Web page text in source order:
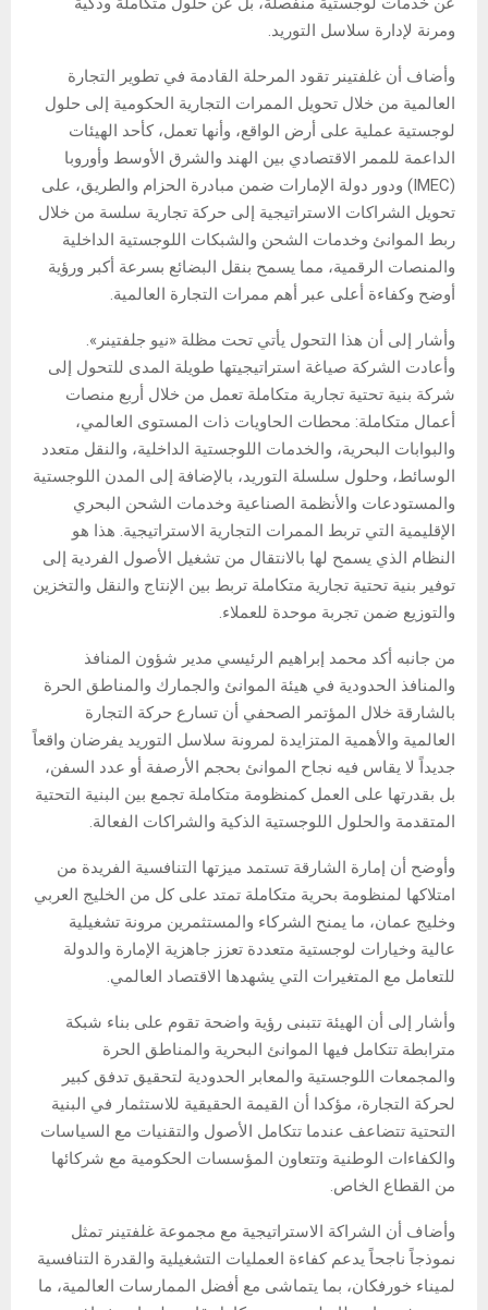
ومرنة لإدارة سلاسل التوريد.
وأضاف أن غلفتينر تقود المرحلة القادمة في تطوير التجارة
العالمية من خلال تحويل الممرات التجارية الحكومية إلى حلول
لوجستية عملية على أرض الواقع، وأنها تعمل، كأحد الهيئات
الداعمة للممر الاقتصادي بين الهند والشرق الأوسط وأوروبا
(IMEC) ودور دولة الإمارات ضمن مبادرة الحزام والطريق، على
تحويل الشراكات الاستراتيجية إلى حركة تجارية سلسة من خلال
ربط الموانئ وخدمات الشحن والشبكات اللوجستية الداخلية
والمنصات الرقمية، مما يسمح بنقل البضائع بسرعة أكبر ورؤية
أوضح وكفاءة أعلى عبر أهم ممرات التجارة العالمية.
وأشار إلى أن هذا التحول يأتي تحت مظلة «نيو جلفتينر».
وأعادت الشركة صياغة استراتيجيتها طويلة المدى للتحول إلى
شركة بنية تحتية تجارية متكاملة تعمل من خلال أربع منصات
أعمال متكاملة: محطات الحاويات ذات المستوى العالمي،
والبوابات البحرية، والخدمات اللوجستية الداخلية، والنقل متعدد
الوسائط، وحلول سلسلة التوريد، بالإضافة إلى المدن اللوجستية
والمستودعات والأنظمة الصناعية وخدمات الشحن البحري
الإقليمية التي تربط الممرات التجارية الاستراتيجية. هذا هو
النظام الذي يسمح لها بالانتقال من تشغيل الأصول الفردية إلى
توفير بنية تحتية تجارية متكاملة تربط بين الإنتاج والنقل والتخزين
والتوزيع ضمن تجربة موحدة للعملاء.
من جانبه أكد محمد إبراهيم الرئيسي مدير شؤون المنافذ
والمنافذ الحدودية في هيئة الموانئ والجمارك والمناطق الحرة
بالشارقة خلال المؤتمر الصحفي أن تسارع حركة التجارة
العالمية والأهمية المتزايدة لمرونة سلاسل التوريد يفرضان واقعاً
جديداً لا يقاس فيه نجاح الموانئ بحجم الأرصفة أو عدد السفن،
بل بقدرتها على العمل كمنظومة متكاملة تجمع بين البنية التحتية
المتقدمة والحلول اللوجستية الذكية والشراكات الفعالة.
وأوضح أن إمارة الشارقة تستمد ميزتها التنافسية الفريدة من
امتلاكها لمنظومة بحرية متكاملة تمتد على كل من الخليج العربي
وخليج عمان، ما يمنح الشركاء والمستثمرين مرونة تشغيلية
عالية وخيارات لوجستية متعددة تعزز جاهزية الإمارة والدولة
للتعامل مع المتغيرات التي يشهدها الاقتصاد العالمي.
وأشار إلى أن الهيئة تتبنى رؤية واضحة تقوم على بناء شبكة
مترابطة تتكامل فيها الموانئ البحرية والمناطق الحرة
والمجمعات اللوجستية والمعابر الحدودية لتحقيق تدفق كبير
لحركة التجارة، مؤكدا أن القيمة الحقيقية للاستثمار في البنية
التحتية تتضاعف عندما تتكامل الأصول والتقنيات مع السياسات
والكفاءات الوطنية وتتعاون المؤسسات الحكومية مع شركائها
من القطاع الخاص.
وأضاف أن الشراكة الاستراتيجية مع مجموعة غلفتينر تمثل
نموذجاً ناجحاً يدعم كفاءة العمليات التشغيلية والقدرة التنافسية
لميناء خورفكان، بما يتماشى مع أفضل الممارسات العالمية، ما